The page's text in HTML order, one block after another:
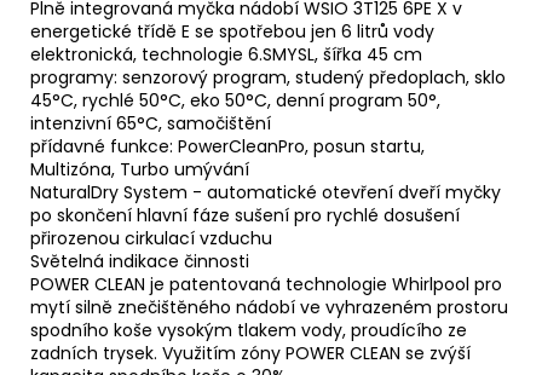
Plně integrovaná myčka nádobí WSIO 3T125 6PE X v
energetické třídě E se spotřebou jen 6 litrů vody
elektronická, technologie 6.SMYSL, šířka 45 cm
programy: senzorový program, studený předoplach, sklo
45°C, rychlé 50°C, eko 50°C, denní program 50°,
intenzivní 65°C, samočištění
přídavné funkce: PowerCleanPro, posun startu,
Multizóna, Turbo umývání
NaturalDry System - automatické otevření dveří myčky
po skončení hlavní fáze sušení pro rychlé dosušení
přirozenou cirkulací vzduchu
Světelná indikace činnosti
POWER CLEAN je patentovaná technologie Whirlpool pro
mytí silně znečištěného nádobí ve vyhrazeném prostoru
spodního koše vysokým tlakem vody, proudícího ze
zadních trysek. Využitím zóny POWER CLEAN se zvýší